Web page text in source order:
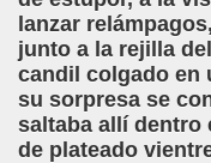
lanzar
junto a la rejilla
candil colgado en
su sorpresa se
saltaba allí dentro
de plateado
Torres)